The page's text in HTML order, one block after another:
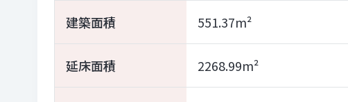
建築面積 551.37m²
延床面積 2268.99m²